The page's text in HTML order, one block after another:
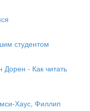
студентом
- Как читать
Хаус, Филлип